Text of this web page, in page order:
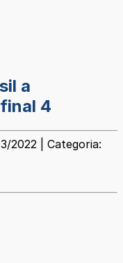
a
4
2022 | Categoria: